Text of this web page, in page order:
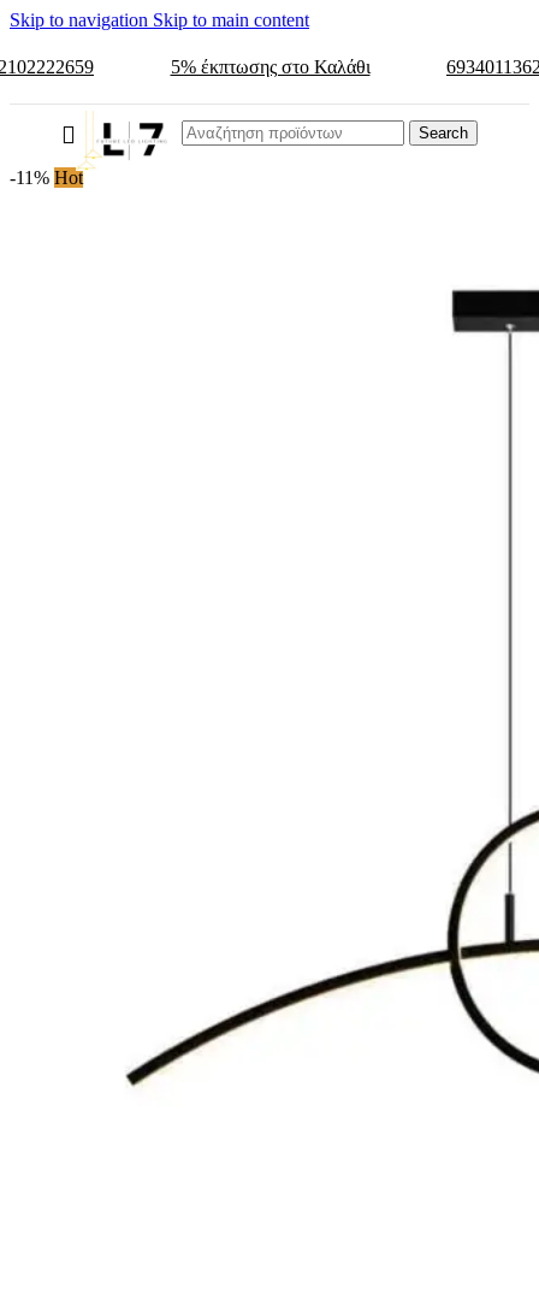
Skip to navigation Skip to main content
5% έκπτωσης στο Καλάθι
Search
-11% Hot